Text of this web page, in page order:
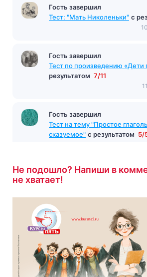
Гость завершил
Тест «Обломов» с
Гость завершил
Тест: "Мать Николеньки" с
Тест по произведению «Дети
результатом 7/11
Гость завершил
Тест на тему "Простое
Не подошло? Напиши в
не хватает!